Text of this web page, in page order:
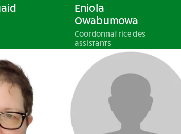
Eniola
Owabumowa
Coordonnatrice des
assistants